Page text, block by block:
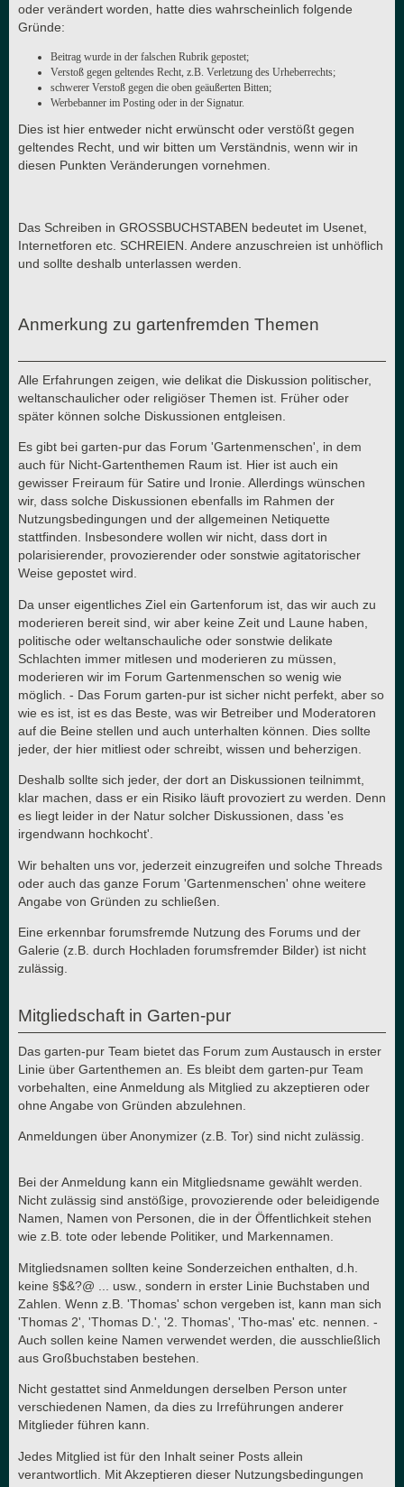
oder verändert worden, hatte dies wahrscheinlich folgende
Gründe:
Beitrag wurde in der falschen Rubrik gepostet;
Verstoß gegen geltendes Recht, z.B. Verletzung des Urheberrechts;
schwerer Verstoß gegen die oben geäußerten Bitten;
Werbebanner im Posting oder in der Signatur.
Dies ist hier entweder nicht erwünscht oder verstößt gegen
geltendes Recht, und wir bitten um Verständnis, wenn wir in
diesen Punkten Veränderungen vornehmen.
Das Schreiben in GROSSBUCHSTABEN bedeutet im Usenet,
Internetforen etc. SCHREIEN. Andere anzuschreien ist unhöflich
und sollte deshalb unterlassen werden.
Anmerkung zu gartenfremden Themen
Alle Erfahrungen zeigen, wie delikat die Diskussion politischer,
weltanschaulicher oder religiöser Themen ist. Früher oder
später können solche Diskussionen entgleisen.
Es gibt bei garten-pur das Forum 'Gartenmenschen', in dem
auch für Nicht-Gartenthemen Raum ist. Hier ist auch ein
gewisser Freiraum für Satire und Ironie. Allerdings wünschen
wir, dass solche Diskussionen ebenfalls im Rahmen der
Nutzungsbedingungen und der allgemeinen Netiquette
stattfinden. Insbesondere wollen wir nicht, dass dort in
polarisierender, provozierender oder sonstwie agitatorischer
Weise gepostet wird.
Da unser eigentliches Ziel ein Gartenforum ist, das wir auch zu
moderieren bereit sind, wir aber keine Zeit und Laune haben,
politische oder weltanschauliche oder sonstwie delikate
Schlachten immer mitlesen und moderieren zu müssen,
moderieren wir im Forum Gartenmenschen so wenig wie
möglich. - Das Forum garten-pur ist sicher nicht perfekt, aber so
wie es ist, ist es das Beste, was wir Betreiber und Moderatoren
auf die Beine stellen und auch unterhalten können. Dies sollte
jeder, der hier mitliest oder schreibt, wissen und beherzigen.
Deshalb sollte sich jeder, der dort an Diskussionen teilnimmt,
klar machen, dass er ein Risiko läuft provoziert zu werden. Denn
es liegt leider in der Natur solcher Diskussionen, dass 'es
irgendwann hochkocht'.
Wir behalten uns vor, jederzeit einzugreifen und solche Threads
oder auch das ganze Forum 'Gartenmenschen' ohne weitere
Angabe von Gründen zu schließen.
Eine erkennbar forumsfremde Nutzung des Forums und der
Galerie (z.B. durch Hochladen forumsfremder Bilder) ist nicht
zulässig.
Mitgliedschaft in Garten-pur
Das garten-pur Team bietet das Forum zum Austausch in erster
Linie über Gartenthemen an. Es bleibt dem garten-pur Team
vorbehalten, eine Anmeldung als Mitglied zu akzeptieren oder
ohne Angabe von Gründen abzulehnen.
Anmeldungen über Anonymizer (z.B. Tor) sind nicht zulässig.
Bei der Anmeldung kann ein Mitgliedsname gewählt werden.
Nicht zulässig sind anstößige, provozierende oder beleidigende
Namen, Namen von Personen, die in der Öffentlichkeit stehen
wie z.B. tote oder lebende Politiker, und Markennamen.
Mitgliedsnamen sollten keine Sonderzeichen enthalten, d.h.
keine §$&?@ ... usw., sondern in erster Linie Buchstaben und
Zahlen. Wenn z.B. 'Thomas' schon vergeben ist, kann man sich
'Thomas 2', 'Thomas D.', '2. Thomas', 'Tho-mas' etc. nennen. -
Auch sollen keine Namen verwendet werden, die ausschließlich
aus Großbuchstaben bestehen.
Nicht gestattet sind Anmeldungen derselben Person unter
verschiedenen Namen, da dies zu Irreführungen anderer
Mitglieder führen kann.
Jedes Mitglied ist für den Inhalt seiner Posts allein
verantwortlich. Mit Akzeptieren dieser Nutzungsbedingungen